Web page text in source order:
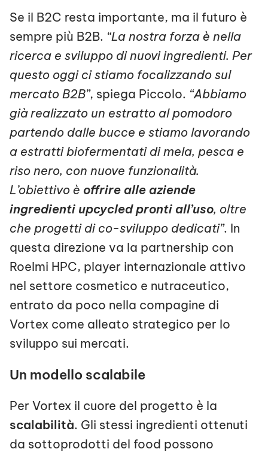
Se il B2C resta importante, ma il futuro è
sempre più B2B. “La nostra forza è nella
ricerca e sviluppo di nuovi ingredienti. Per
questo oggi ci stiamo focalizzando sul
mercato B2B”, spiega Piccolo. “Abbiamo
già realizzato un estratto al pomodoro
partendo dalle bucce e stiamo lavorando
a estratti biofermentati di mela, pesca e
riso nero, con nuove funzionalità.
L’obiettivo è offrire alle aziende
ingredienti upcycled pronti all’uso, oltre
che progetti di co-sviluppo dedicati”. In
questa direzione va la partnership con
Roelmi HPC, player internazionale attivo
nel settore cosmetico e nutraceutico,
entrato da poco nella compagine di
Vortex come alleato strategico per lo
sviluppo sui mercati.
Un modello scalabile
Per Vortex il cuore del progetto è la
scalabilità. Gli stessi ingredienti ottenuti
da sottoprodotti del food possono